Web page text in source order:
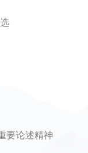
要论述精神